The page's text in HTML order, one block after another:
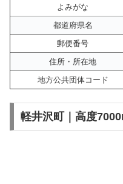
よみがな
都道府県名
郵便番号
住所・所在地
地方公共団体コード
軽井沢町｜高度